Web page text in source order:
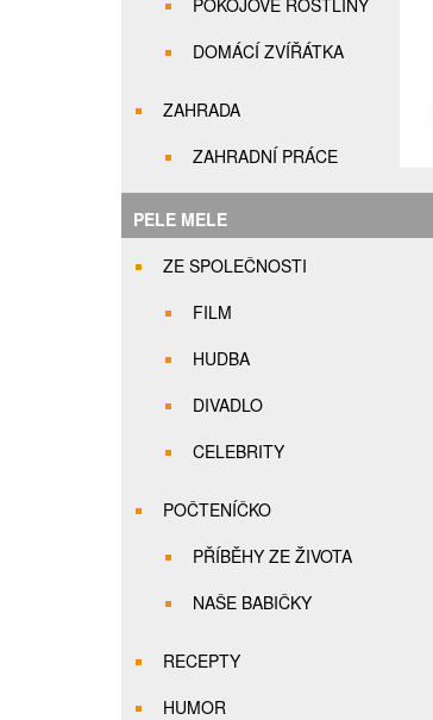
POKOJOVÉ ROSTLINY
DOMÁCÍ ZVÍŘÁTKA
ZAHRADA
ZAHRADNÍ PRÁCE
PELE MELE
ZE SPOLEČNOSTI
FILM
HUDBA
DIVADLO
CELEBRITY
POČTENÍČKO
PŘÍBĚHY ZE ŽIVOTA
NAŠE BABIČKY
RECEPTY
HUMOR